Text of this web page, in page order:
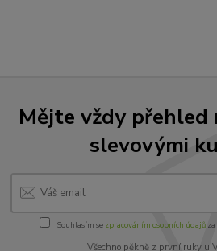
Mějte vždy přehled
slevovými
Souhlasím se zpracováním osobních údajůza
Všechno pěkně z první ruky u